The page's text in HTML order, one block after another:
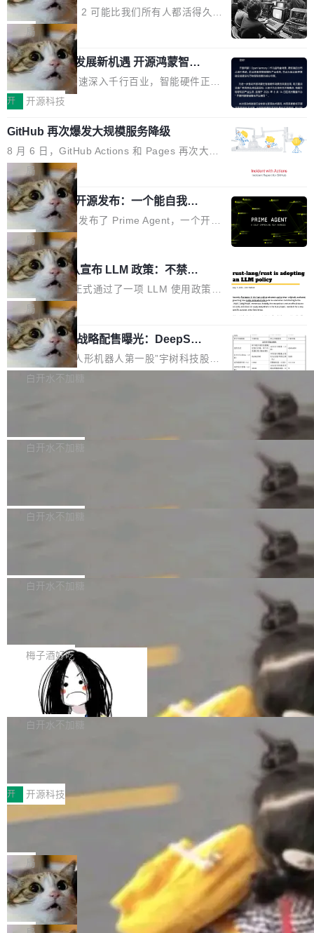
巧机身有效提升市面主流标准A...
的同时,服务商的竞争逻辑正在改变。2026年Top
Agency年度合辑的观察指出,“产品”这个离消费
者最近的载体,在整个品牌营销层面的权重显著变
高了。全域营销服务商的竞争正在从规模转向深
度,案例厚度、全域覆盖、多线协同...
话，他是说出了一个圈内人尽皆知但很少公开捅
破的事实。 Jordan 随后补充了一句软化声明：
「我不认为这些会议上大部分论文都在过度宣传
或造假。问题是，作为读者，如果你筛选出那些
看起来最令人兴奋的论文，那它们大部分都是过
度宣传的。」 这才是真正的痛点。不是所有论文
都有问题，是最吸引眼球的那批论文最有问题。
他引用的帖子来自 Mathew Shen，一位 ICLR 2
026 的读者：「看了篇 ...
3 开源项目
Flash Attention 2 可能比我们所有人都活得久。
这句话不是来自某个技术博客，而是出自 Hieu
Pham 的一条推文。Hieu Pham 是谁？他是 xAI
的早期工程师之一，在 Grok 训练基础设施团队
工作过。近日他在 X 上发了一条帖子，列出了他
认为现代 AI 领域最重要的三个开源项目。 第一
理由很具体。FA 系列不需要解释，但 FA2 是他
认为最重要的一个——复杂度恰到好处，刚好能
驱动你去学 CuTe，但还没被那些"邪恶的" Hopp
er++ 优化所淹没，足够容易修改和适配。 更关
键的是 FA2 的持久性...
局
共商智能硬件发展新机遇 开源鸿蒙智能
硬件开发者日杭州站即将举行
随着万物智联加速深入千行百业，智能硬件正从
单点设备迈向智能化、网联化、协同化发展。作
鸿蒙通过统一技术底座和分布式能力，为不同类
型智能设备的开发、连接与互联提供关键支撑，
也为产业链企业探索产品创新与商业增长打开新
的空间。 8月14日，开源鸿蒙智能硬件开发者日
（OHDD：OpenHarmony Hardware Develope
r Day）将在杭州启航。活动面向智能硬件产业
链企业和开发者，邀请行业专家与资深技术顾
问，围绕开源鸿蒙技术能力、设备适配、芯片适
配、功耗与稳定性调优、兼容性测评及统一互联
等内容展开系统讲解和实战交流，帮助企业进一
步了解开源鸿蒙在智能...
开 开源科技
GitHub 再次爆发大规模服务降级
8 月 6 日，GitHub Actions 和 Pages 再次大规
模服务降级，Actions 完全不可用超过 5 小时，
webhook 停发，连自托管 runner 也因调度层故
障无法工作。Pages、Copilot code review、C
opilot coding agent 全部受影响。从检测到完全
恢复，大约 12 小时。 这是 2026 年 8 月的第六
起事故，其中四起与 AI/Copilot 服务相关。 Git
Hub 员工 kdaigle 在 HN 讨论中贴出了一组数
据：2025 年全年 10 亿次 commit。现在，每周
2.75 亿次，全年预计 140 亿次。GitHub...
局
Prime Agent 开源发布：一个能自我改
进的编程 Agent，ARC-AGI 3 超越人类
专家基线
Prime Intellect 发布了 Prime Agent，一个开源
的编程 Agent Harness，核心设计围绕两个抽
象：Recursive Language Model（RLM）和 C
ontinual Harness。在 ARC-AGI 3 基准测试
上，Prime Agent + Opus 5 的组合达到了 95.
5% RHAE Best@1，超过了 ARC 报告的人类专
家基线 95.4%。 不是又一个 coding agent 包装
器 Prime Agent 的架构和市面上大多数 coding
agent 有本质区别。大多数 agent harness 的设
计是基于早期模型的能力—...
局
Rust 项目团队宣布 LLM 政策：不禁
止，但你要承认哪些代码不是你写的
Rust 语言项目正式通过了一项 LLM 使用政策，
覆盖 rust-lang/rust 单一仓库的代码贡献。这不
是项目级别的官方立场，目前由五个团队采纳，
但它可能是主流开源项目中关于 AI 辅助贡献最
细致的一份规则。 政策的核心只有一句话：LLM
可以用来分析、提炼、审阅、建议，但不能用来
不得生成涉及安全性的关键变更，除非作者本身
局
宇树科技 IPO 战略配售曝光：DeepSe
ek 获配 93.3 万股，锁定 36 个月
8月6日晚间，“人形机器人第一股”宇树科技股份
有限公司披露IPO发行价格及战略配售结果，杭
36个月。 公告显示，本次宇树科技战略配售对
员工参与设立的专项资产管理计划。其中，Dee
获配9...
白开水不加糖
Bug fixes and enhancements 修复多次传递同
一个回归问题，该问题导致拉取镜像时会拒绝包
题，该问题可能导致在旧版 Linux 内核...
白开水不加糖
e 孵化器项目管理委员会（IPMC）投票中获得
P）！这一里程碑不仅标志着 Fluss 迈入新的发
白开水不加糖
长期停止内容更新，未能实现其作为“AI版维基百
提交的编辑请求也长期处于待处理状态。 Groki
pedia 于去年底上线，定位为由人工智能生成内
容的百科平台，被马斯克视为传统众包百科网站
维基百科的替代方案。Lawfare 调查发现，无论
热门页面还是低关注度页面，均未出现近期更
白开水不加糖
是这样的：配 MessageSource 的 Bean、写 R
eloadableResourceBundleMessageSource、
声明 LocaleResolver、注册 LocaleChangeInt
erceptor…五六步之后才能看到第一行翻译文
本。 Solon 换了个方式。整个 i18n 模块围绕三
梅子酒好吃
Apache Doris 4.1 全面增强 Iceberg：
支持 UPDATE、MERGE INTO 与 Iceb
erg V3
Apache Doris 4.1 要补齐的，正是缺失的那一
半。在已有查询能力的基础上，Doris 进一步支
常维护操作，并完整支持 Iceberg V3 格式。
白开水不加糖
村国家自主创新示范区会议中心开幕。本届大会
由中关村智联软件服务业质量创新联盟主办，以
“智构可信·质创未来——AI原生时代的质量新范
式”为主题，直面AI从实验室走向规模化产业落地
的核心质量命题。会上，《2026智能研发生产力
工具选型手册》发布，Testin云测的Testin XAge
nt智能测试系统入选AI测试领域代表产品。对CI
O而言，这提示了一个转变：AI测试正在从效率
工具升级为企业的质量基础设施。 CIO面对的新
开 开源科技
让非法状态不可表示：一篇关于 ADT
有一种东西，一旦用过就回不去了。Alex Fedos
eev 管它叫"软件设计的基石"。 他说的东西不新
鲜——代数数据类型（ADT），尤其是和类型
（sum type）。但他说清楚了一件事：这不是类
型系统的学术体操，是日常编码的思维方式。 文
章从一个简单的例子切入。一个网站的深色主题
局
Cloudflare 开源内部企业 AI 平台 Clou
dflare OS
Cloudflare 发布了一个开源项目 Cloudflare O
S。如果你只看官方博客，你会觉得这是又一